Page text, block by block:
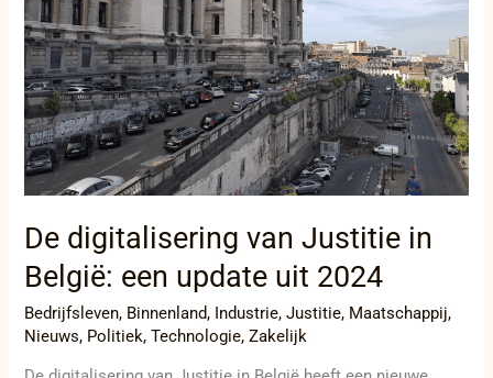
De digitalisering van Justitie in
België: een update uit 2024
Bedrijfsleven, Binnenland, Industrie,Justitie, Maatschappij,
Nieuws, Politiek,Technologie,Zakelijk
een
update
uit
2024